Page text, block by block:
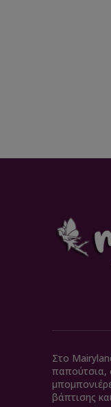
Στο
παπούτσια,
βάπτισης